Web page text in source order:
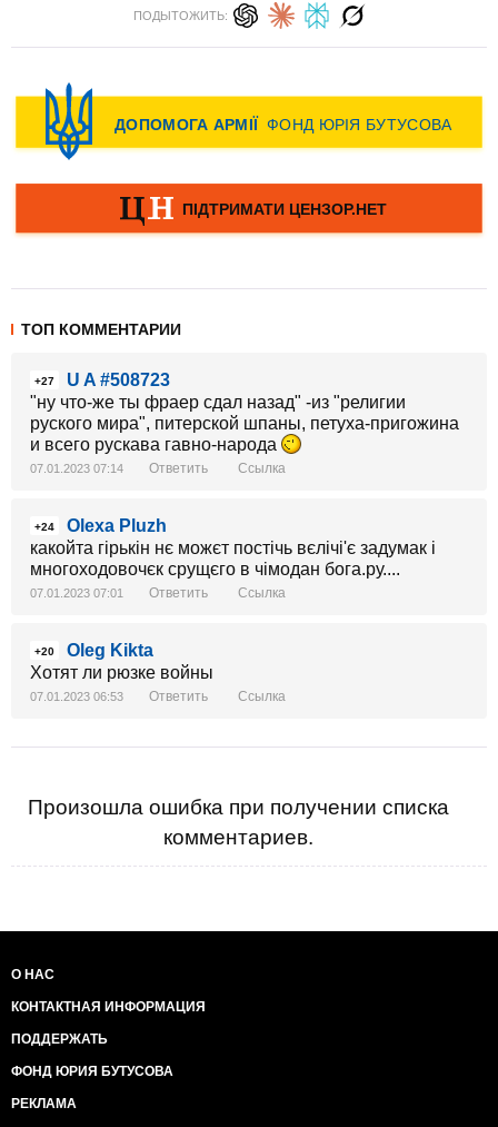
ПОДЫТОЖИТЬ:
ТОП КОММЕНТАРИИ
+27
U A #508723
"ну что-же ты фраер сдал назад" -из "религии
руского мира", питерской шпаны, петуха-пригожина
и всего рускава гавно-народа
07.01.2023 07:14 Ответить Ссылка
+24
Olexa Pluzh
какойта гірькін нє можєт постічь вєлічі'є задумак і
многоходовочєк срущєго в чімодан бога.ру....
07.01.2023 07:01 Ответить Ссылка
+20
Oleg Kikta
Хотят ли рюзке войны
07.01.2023 06:53 Ответить Ссылка
Произошла ошибка при получении списка
комментариев.
О НАС
КОНТАКТНАЯ ИНФОРМАЦИЯ
ПОДДЕРЖАТЬ
ФОНД ЮРИЯ БУТУСОВА
РЕКЛАМА